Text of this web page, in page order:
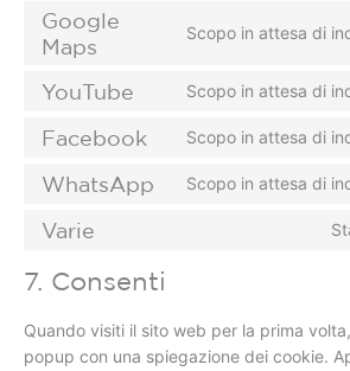
Google
Maps
Scopo in attesa di
YouTube Scopo in attesa di
Facebook Scopo in attesa di
WhatsApp Scopo in attesa di
Varie
7. Consenti
Quando visiti il sito web per la prima
popup con una spiegazione dei cookie.